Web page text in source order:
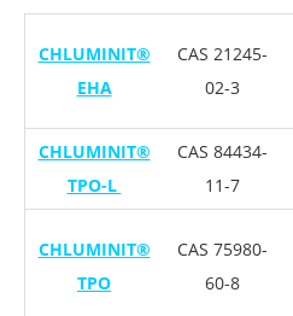
CHLUMINIT®
EHA
CAS 21245-
02-3
CHLUMINIT®
TPO-L
CAS 84434-
11-7
CHLUMINIT®
TPO
CAS 75980-
60-8